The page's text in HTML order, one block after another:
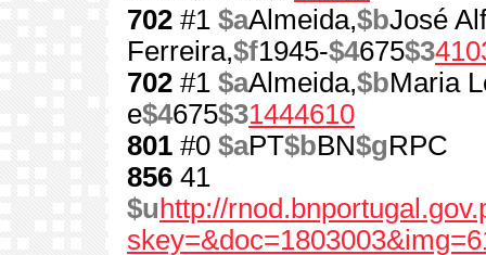
702 #1 $aAlmeida,$bJosé
Ferreira,$f1945-$4675$3
702 #1 $aAlmeida,$bMaria
e$4675$31444610
801 #0 $aPT$bBN$gRPC
856 41
$u http://